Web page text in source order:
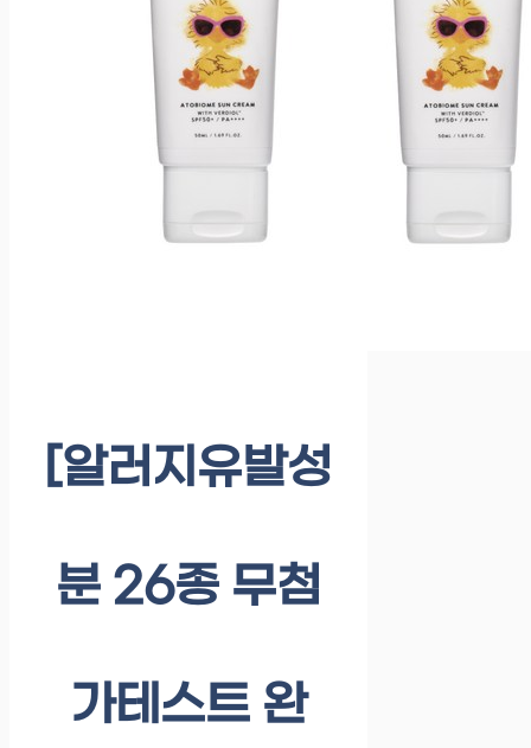
[알러지유발성
분 26종 무첨
가테스트 완